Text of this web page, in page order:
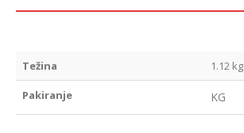
Težina 1.12 kg
Pakiranje KG